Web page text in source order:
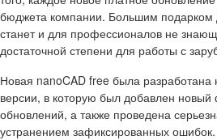
бюджета компании. Большим подарком
станет и для профессионалов не
достаточной степени для работы с
Новая nanoCAD free была
версии, в которую был добавлен
обновлений, а также проведена
устранением зафиксированных ошибок.